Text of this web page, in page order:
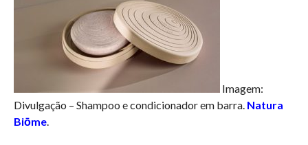
Imagem:
Divulgação – Shampoo e condicionador em barra. Natura
Biōme.